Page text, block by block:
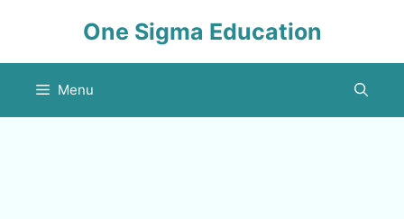
One Sigma Education
Menu